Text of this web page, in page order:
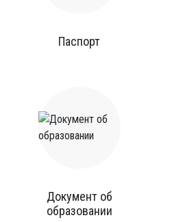
Паспорт
Документ об
образовании